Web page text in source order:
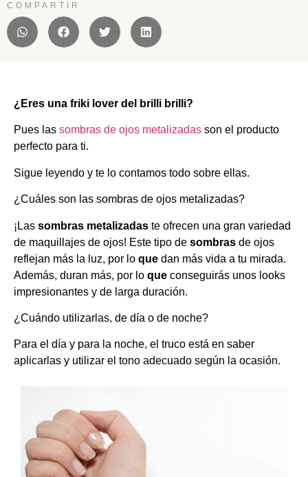
COMPARTIR
¿Eres una friki lover del brilli brilli?
Pues las sombras de ojos metalizadas son el producto
perfecto para ti.
Sigue leyendo y te lo contamos todo sobre ellas.
¿Cuáles son las sombras de ojos metalizadas?
¡Las sombras metalizadas te ofrecen una gran variedad
de maquillajes de ojos! Este tipo de sombras de ojos
reflejan más la luz, por lo que dan más vida a tu mirada.
Además, duran más, por lo que conseguirás unos looks
impresionantes y de larga duración.
¿Cuándo utilizarlas, de día o de noche?
Para el día y para la noche, el truco está en saber
aplicarlas y utilizar el tono adecuado según la ocasión.